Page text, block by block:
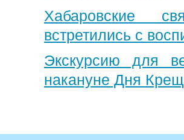
Хабаровские
встретились с
Экскурсию для
накануне Дня